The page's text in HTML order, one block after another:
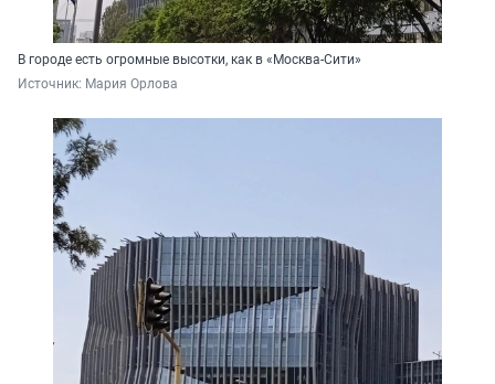
В городе есть огромные высотки, как в «Москва-Сити»
Источник: Мария Орлова